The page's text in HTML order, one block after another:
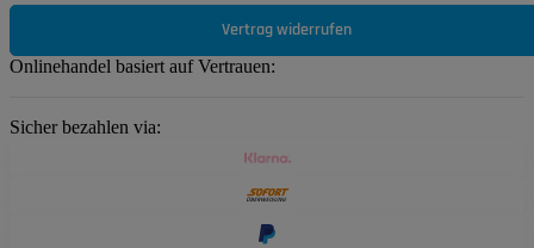
Vertrag widerrufen
Onlinehandel basiert auf Vertrauen:
Sicher bezahlen via: